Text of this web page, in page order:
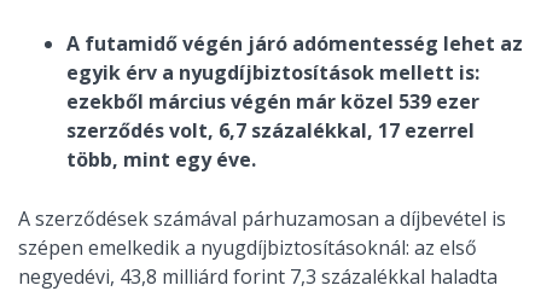
A futamidő végén járó adómentesség lehet az
egyik érv a nyugdíjbiztosítások mellett is:
ezekből március végén már közel 539 ezer
szerződés volt, 6,7 százalékkal, 17 ezerrel
több, mint egy éve.
A szerződések számával párhuzamosan a díjbevétel is
szépen emelkedik a nyugdíjbiztosításoknál: az első
negyedévi, 43,8 milliárd forint 7,3 százalékkal haladta